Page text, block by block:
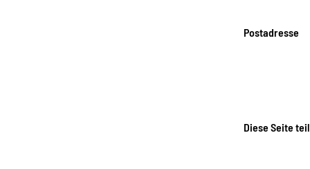
Postadresse
Diese Seite